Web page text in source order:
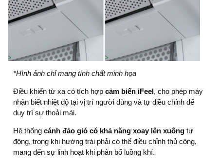
*Hình ảnh chỉ mang tính chất minh họa
Điều khiển từ xa có tích hợp cảm biến iFeel, cho phép máy
nhận biết nhiệt độ tại vị trí người dùng và tự điều chỉnh để
duy trì sự thoải mái.
Hệ thống cánh đảo gió có khả năng xoay lên xuống tự
động, trong khi hướng trái phải có thể điều chỉnh thủ công,
mang đến sự linh hoạt khi phân bổ luồng khí.